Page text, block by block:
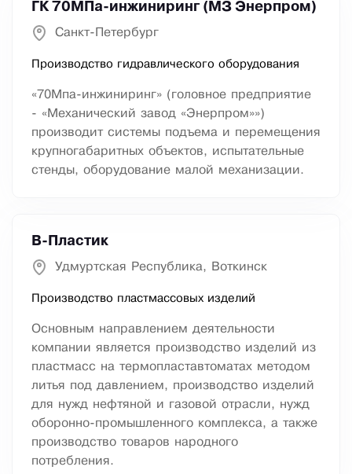
ГК 70МПа-инжиниринг (МЗ Энерпром)
Санкт-Петербург
Производство гидравлического оборудования
«70Мпа-инжиниринг» (головное предприятие
- «Механический завод «Энерпром»»)
производит системы подъема и перемещения
крупногабаритных объектов, испытательные
стенды, оборудование малой механизации.
В-Пластик
Удмуртская Республика, Воткинск
Производство пластмассовых изделий
Основным направлением деятельности
компании является производство изделий из
пластмасс на термопластавтоматах методом
литья под давлением, производство изделий
для нужд нефтяной и газовой отрасли, нужд
оборонно-промышленного комплекса, а также
производство товаров народного
потребления.